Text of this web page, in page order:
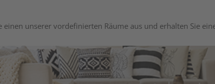
einen unserer vordefinierten Räume aus und erhalten Sie